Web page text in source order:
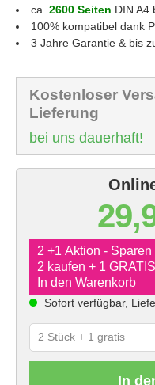
ca. 2600 Seiten DIN A4
100% kompatibel dank
3 Jahre Garantie & bis
Kostenloser
Lieferung
bei uns dauerhaft!
2 +1 Aktion -
2 kaufen + 1
In den Warenkorb
Sofort verfügbar,
In